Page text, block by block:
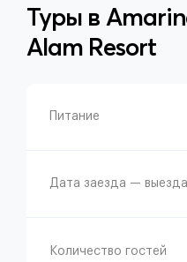
Туры в
Alam Resort
Питание
Дата заезда — выезда
Количество гостей